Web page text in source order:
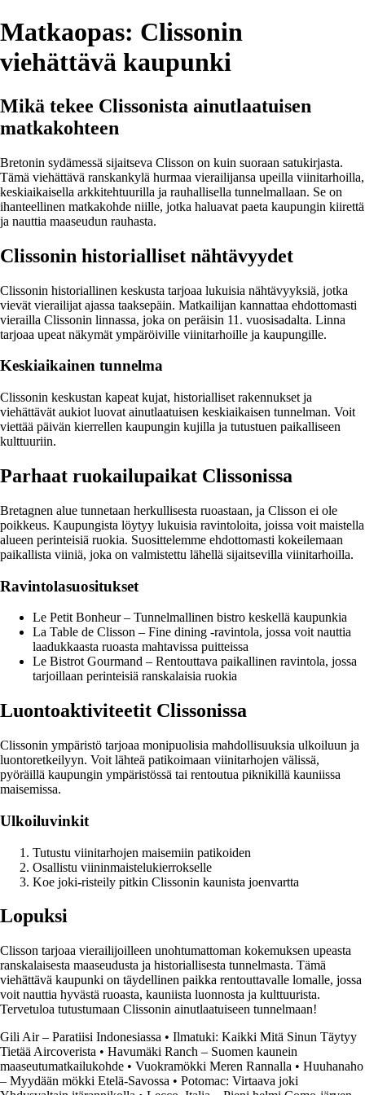
Matkaopas: Clissonin
viehättävä kaupunki
Mikä tekee Clissonista ainutlaatuisen
matkakohteen
Bretonin sydämessä sijaitseva Clisson on kuin suoraan satukirjasta.
Tämä viehättävä ranskankylä hurmaa vierailijansa upeilla viinitarhoilla,
keskiaikaisella arkkitehtuurilla ja rauhallisella tunnelmallaan. Se on
ihanteellinen matkakohde niille, jotka haluavat paeta kaupungin kiirettä
ja nauttia maaseudun rauhasta.
Clissonin historialliset nähtävyydet
Clissonin historiallinen keskusta tarjoaa lukuisia nähtävyyksiä, jotka
vievät vierailijat ajassa taaksepäin. Matkailijan kannattaa ehdottomasti
vierailla Clissonin linnassa, joka on peräisin 11. vuosisadalta. Linna
tarjoaa upeat näkymät ympäröiville viinitarhoille ja kaupungille.
Keskiaikainen tunnelma
Clissonin keskustan kapeat kujat, historialliset rakennukset ja
viehättävät aukiot luovat ainutlaatuisen keskiaikaisen tunnelman. Voit
viettää päivän kierrellen kaupungin kujilla ja tutustuen paikalliseen
kulttuuriin.
Parhaat ruokailupaikat Clissonissa
Bretagnen alue tunnetaan herkullisesta ruoastaan, ja Clisson ei ole
poikkeus. Kaupungista löytyy lukuisia ravintoloita, joissa voit maistella
alueen perinteisiä ruokia. Suosittelemme ehdottomasti kokeilemaan
paikallista viiniä, joka on valmistettu lähellä sijaitsevilla viinitarhoilla.
Ravintolasuositukset
Le Petit Bonheur – Tunnelmallinen bistro keskellä kaupunkia
La Table de Clisson – Fine dining -ravintola, jossa voit nauttia
laadukkaasta ruoasta mahtavissa puitteissa
Le Bistrot Gourmand – Rentouttava paikallinen ravintola, jossa
tarjoillaan perinteisiä ranskalaisia ruokia
Luontoaktiviteetit Clissonissa
Clissonin ympäristö tarjoaa monipuolisia mahdollisuuksia ulkoiluun ja
luontoretkeilyyn. Voit lähteä patikoimaan viinitarhojen välissä,
pyöräillä kaupungin ympäristössä tai rentoutua piknikillä kauniissa
maisemissa.
Ulkoiluvinkit
Tutustu viinitarhojen maisemiin patikoiden
Osallistu viininmaistelukierrokselle
Koe joki-risteily pitkin Clissonin kaunista joenvartta
Lopuksi
Clisson tarjoaa vierailijoilleen unohtumattoman kokemuksen upeasta
ranskalaisesta maaseudusta ja historiallisesta tunnelmasta. Tämä
viehättävä kaupunki on täydellinen paikka rentouttavalle lomalle, jossa
voit nauttia hyvästä ruoasta, kauniista luonnosta ja kulttuurista.
Tervetuloa tutustumaan Clissonin ainutlaatuiseen tunnelmaan!
Gili Air – Paratiisi Indonesiassa • Ilmatuki: Kaikki Mitä Sinun Täytyy
Tietää Aircoverista • Havumäki Ranch – Suomen kaunein
maaseutumatkailukohde • Vuokramökki Meren Rannalla • Huuhanaho
– Myydään mökki Etelä-Savossa • Potomac: Virtaava joki